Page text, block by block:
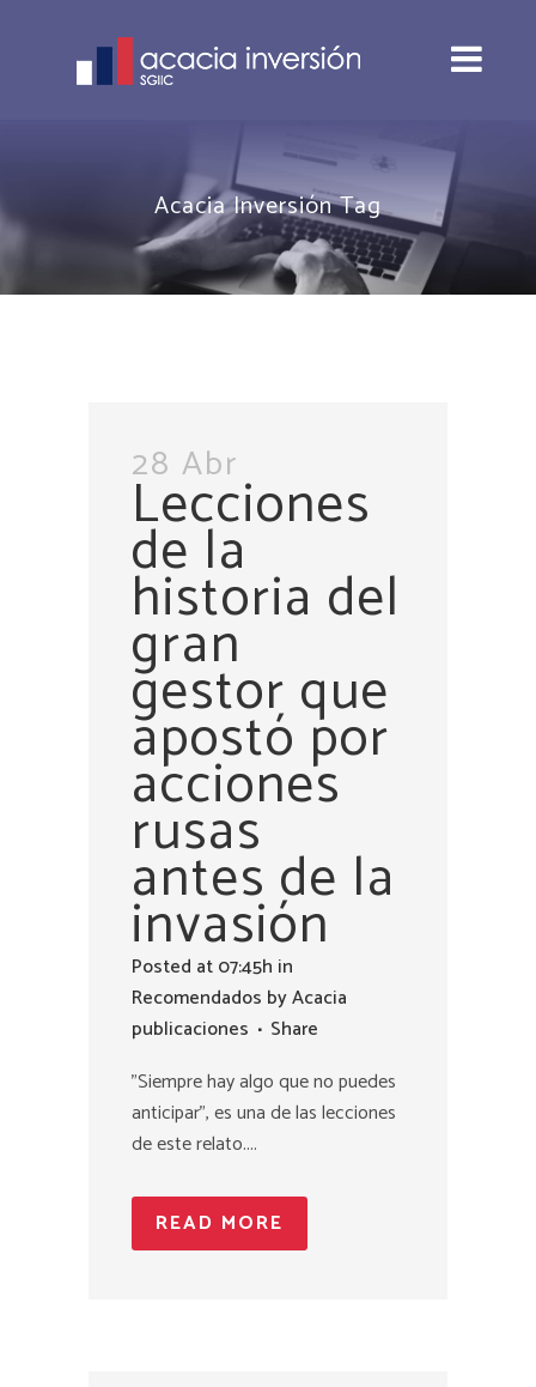
Acacia Inversión Tag
28 Abr
Lecciones
de la
historia del
gran
gestor que
apostó por
acciones
rusas
antes de la
invasión
Posted at 07:45h in
Recomendados byAcacia
publicaciones
Share
"Siempre hay algo que no puedes
anticipar", es una de las lecciones
de este relato....
READ MORE